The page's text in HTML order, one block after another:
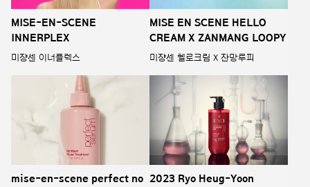
MISE-EN-SCENE
INNERPLEX
미쟝센 이너플렉스
MISE EN SCENE HELLO
CREAM X ZANMANG LOOPY
미쟝센 헬로크림 X 잔망루피
mise-en-scene perfect no
2023 Ryo Heug-Yoon